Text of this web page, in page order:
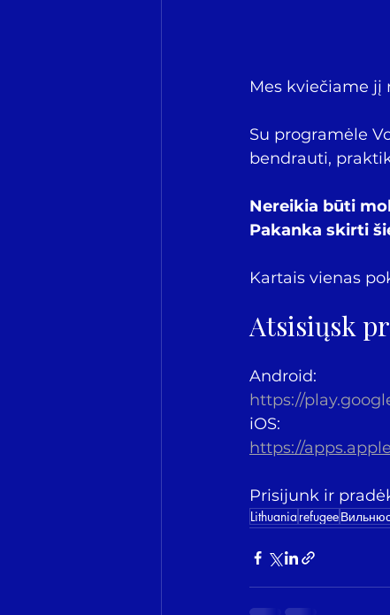
Mes kviečiame jį
Su programėle
bendrauti,
Nereikia būti
Pakanka skirti
Kartais vienas
Atsisiųsk
Android:
https://
iOS:
https://
Prisijunk ir
Lithuania refugee